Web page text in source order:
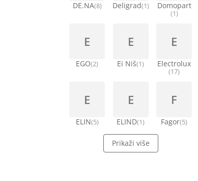
DE.NA(8) Deligrad(1) Domopart
(1)
E
EGO(2)
E
Ei Niš(1)
E
Electrolux
(17)
E
ELIN(5)
E
ELIND(1)
F
Fagor(5)
Prikaži više